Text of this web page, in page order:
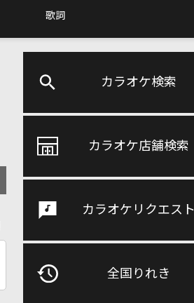
歌詞
カラオケ検索
カラオケ店舗検索
カラオケリクエスト
全国りれき